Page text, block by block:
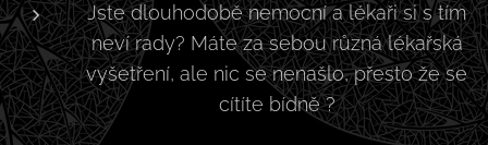
Jste dlouhodobě nemocní a lékaři si s tím
neví rady? Máte za sebou různá lékařská
vyšetření, ale nic se nenašlo, přesto že se
cítíte bídně ?